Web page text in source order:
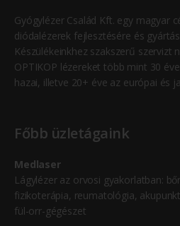
Gyógylézer Család Kft. egy magyar
diódalézerek fejlesztésére és
Készülékeinkhez szakszerű szervizt
OPTIKOP lézereket több mint 30
hazai, illetve 20+ éve az európai és
Főbb üzletágaink
Medlaser
Lágylézer az orvosi gyakorlatban:
fizikoterápia, reumatológia,
fül-orr-gégészet